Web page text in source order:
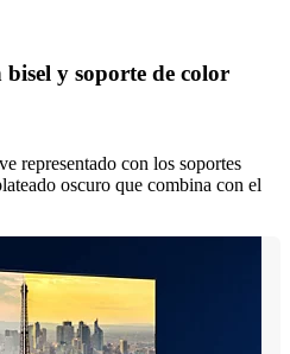
y soporte de color
representado con los soportes
oscuro que combina con el